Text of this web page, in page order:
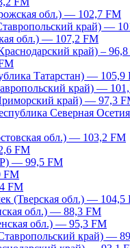
обл.) — 102,7 FM
край) —
обл.) — 107,2 FM
край) –
Татарстан) — 105,9
край) —
край) — 97,3
Северная
обл.) — 103,2 FM
FM
— 99,5 FM
FM
FM
(Тверская обл.) — 104,5
обл.) — 88,3 FM
обл.) — 95,3 FM
край) —